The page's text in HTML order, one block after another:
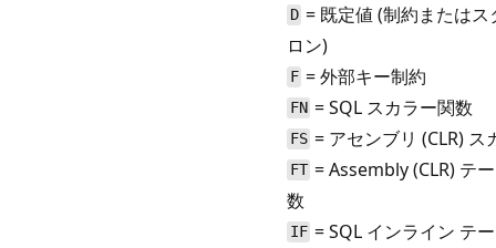
D = 既定値 (制約またはス
ロン)
F = 外部キー制約
FN = SQL スカラー関数
FS = アセンブリ (CLR) ス
FT = Assembly (CLR) テ
数
IF = SQL インライン テ